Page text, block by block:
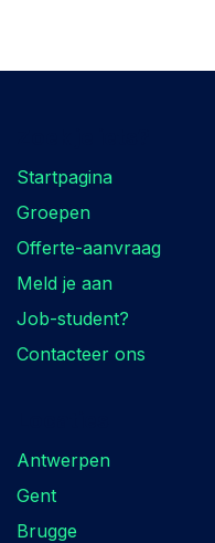
Startpagina
Groepen
Offerte-aanvraag
Meld je aan
Job-student?
Contacteer ons
Antwerpen
Gent
Brugge